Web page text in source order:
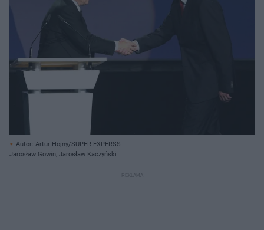
Autor: Artur Hojny/SUPER EXPERSS
Jarosław Gowin, Jarosław Kaczyński